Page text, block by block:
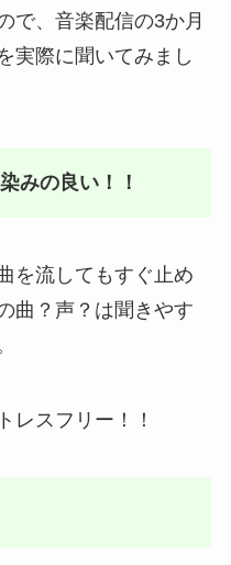
で、音楽配信の3か月
実際に聞いてみまし
みの良い！！
を流してもすぐ止め
曲？声？は聞きやす
レスフリー！！